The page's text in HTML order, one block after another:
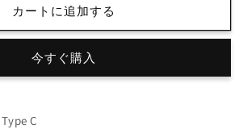
カートに追加する
今すぐ購入
C